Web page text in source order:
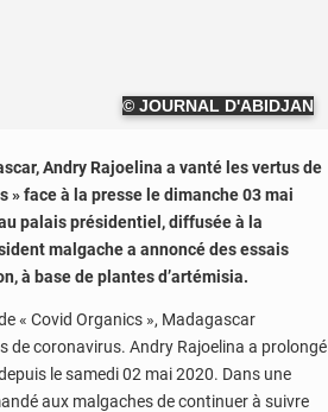
© JOURNAL D'ABIDJAN
Andry Rajoelina a vanté les vertus de
» face à la presse le dimanche 03 mai
palais présidentiel, diffusée à la
malgache a annoncé des essais
à base de plantes d’artémisia.
« Covid Organics », Madagascar
de coronavirus. Andry Rajoelina a prolongé
le samedi 02 mai 2020. Dans une
aux malgaches de continuer à suivre